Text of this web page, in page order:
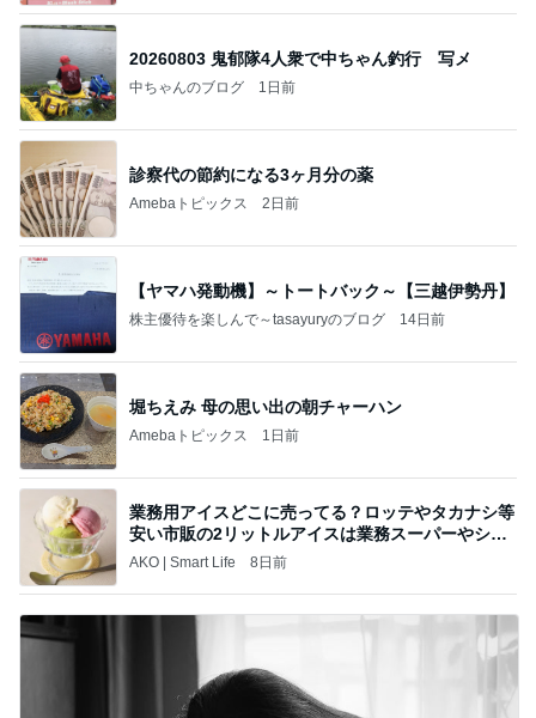
20260803 鬼郁隊4人衆で中ちゃん釣行 写メ
中ちゃんのブログ 1日前
診察代の節約になる3ヶ月分の薬
Amebaトピックス 2日前
【ヤマハ発動機】～トートバック～【三越伊勢丹】
株主優待を楽しんで～tasayuryのブログ 14日前
堀ちえみ 母の思い出の朝チャーハン
Amebaトピックス 1日前
業務用アイスどこに売ってる？ロッテやタカナシ等
安い市販の2リットルアイスは業務スーパーやシャ
トレ
AKO | Smart Life 8日前